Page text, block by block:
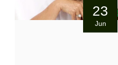
23
Jun